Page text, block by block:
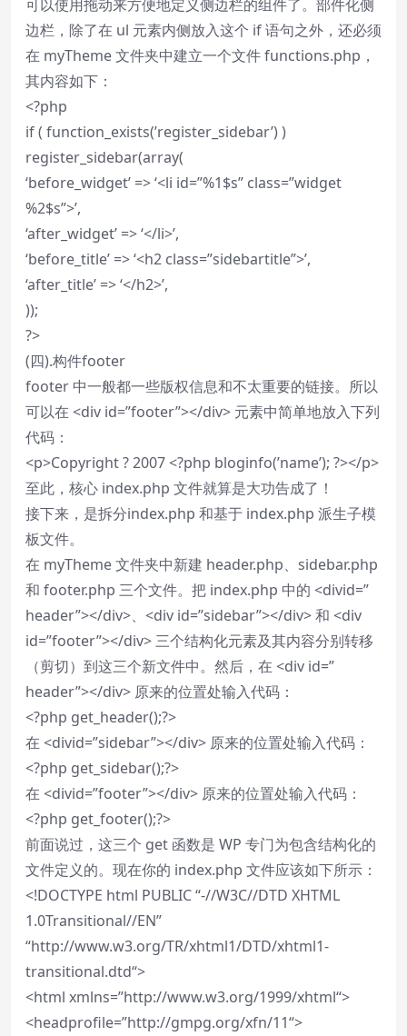
可以使用拖动来方便地定义侧边栏的组件了。部件化侧
边栏，除了在 ul 元素内侧放入这个 if 语句之外，还必须
在 myTheme 文件夹中建立一个文件 functions.php，
其内容如下：
<?php
if ( function_exists(’register_sidebar’) )
register_sidebar(array(
‘before_widget’ => ‘<li id=”%1$s” class=”widget
%2$s”>’,
‘after_widget’ => ‘</li>’,
‘before_title’ => ‘<h2 class=”sidebartitle”>’,
‘after_title’ => ‘</h2>’,
));
?>
(四).构件footer
footer 中一般都一些版权信息和不太重要的链接。所以
可以在 <div id=”footer”></div> 元素中简单地放入下列
代码：
<p>Copyright ? 2007 <?php bloginfo(’name’); ?></p>
至此，核心 index.php 文件就算是大功告成了！
接下来，是拆分index.php 和基于 index.php 派生子模
板文件。
在 myTheme 文件夹中新建 header.php、sidebar.php
和 footer.php 三个文件。把 index.php 中的 <divid=”
header”></div>、<div id=”sidebar”></div> 和 <div
id=”footer”></div> 三个结构化元素及其内容分别转移
（剪切）到这三个新文件中。然后，在 <div id=”
header”></div> 原来的位置处输入代码：
<?php get_header();?>
在 <divid=”sidebar”></div> 原来的位置处输入代码：
<?php get_sidebar();?>
在 <divid=”footer”></div> 原来的位置处输入代码：
<?php get_footer();?>
前面说过，这三个 get 函数是 WP 专门为包含结构化的
文件定义的。现在你的 index.php 文件应该如下所示：
<!DOCTYPE html PUBLIC “-//W3C//DTD XHTML
1.0Transitional//EN”
“http://www.w3.org/TR/xhtml1/DTD/xhtml1-
transitional.dtd“>
<html xmlns=”http://www.w3.org/1999/xhtml“>
<headprofile=”http://gmpg.org/xfn/11“>